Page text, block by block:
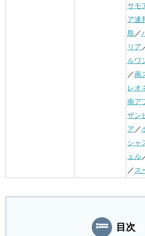
サモ
ア連
島 ／
リア
ルワ
／南
レオ
南ア
ザン
ア ／
シャ
ェル
／ ス
目次